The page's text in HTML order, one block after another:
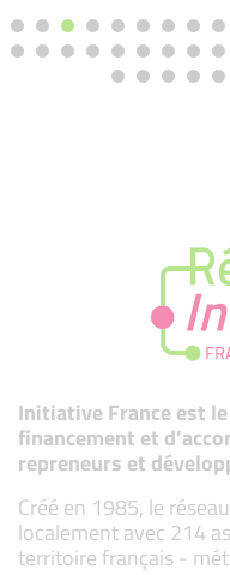
Initiative France est
financement et
repreneurs et
Créé en 1985, le
localement avec 214
territoire français -